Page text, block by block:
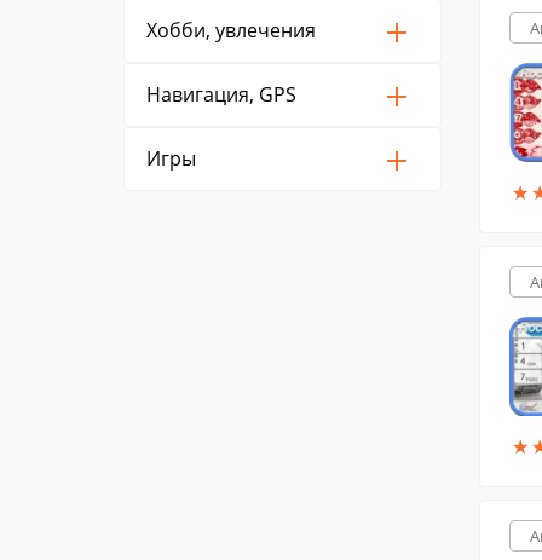
Хобби, увлечения
Навигация, GPS
Игры
★
★
★
★